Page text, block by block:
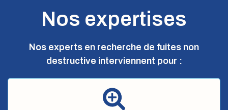
Nos expertises
Nos experts en recherche de fuites non
destructive interviennent pour :